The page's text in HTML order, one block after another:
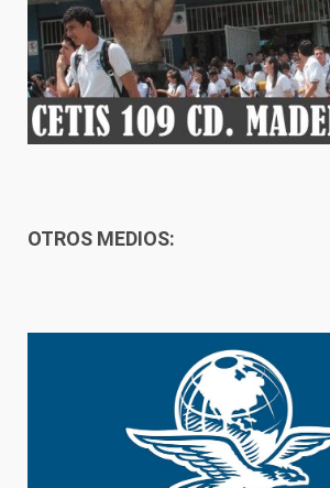
OTROS MEDIOS: